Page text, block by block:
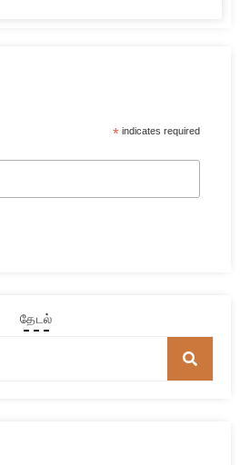
*indicates required
தேடல்